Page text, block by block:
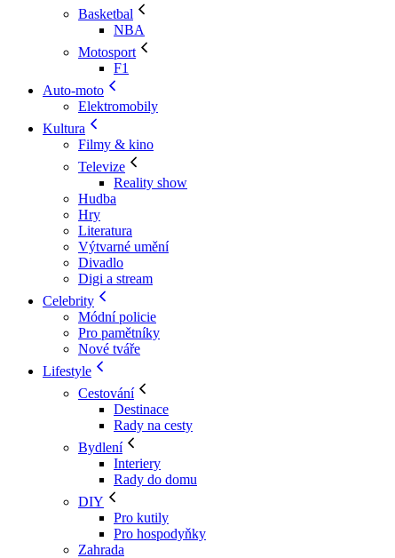
Basketbal
NBA
Motosport
F1
Auto-moto
Elektromobily
Kultura
Filmy & kino
Televize
Reality show
Hudba
Hry
Literatura
Výtvarné umění
Divadlo
Digi a stream
Celebrity
Módní policie
Pro pamětníky
Nové tváře
Lifestyle
Cestování
Destinace
Rady na cesty
Bydlení
Interiery
Rady do domu
DIY
Pro kutily
Pro hospodyňky
Zahrada